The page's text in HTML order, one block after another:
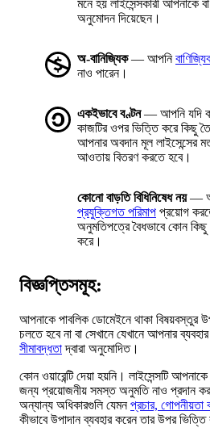
মনে হয় লাইসেন্সকারী আপনাকে
অনুমোদন দিয়েছেন।
অ-বানিজ্যিক— আপনি
নাও পারেন।
একইভাবে বণ্টন— আপনি যদি
কাজটির ওপর ভিত্তি করে কিছু
আপনার অবদান মূল লাইসেন্সের
আওতায় বিতরণ করতে হবে।
কোনো বাড়তি বিধিনিষেধ নয়—
প্রযুক্তিগত পরিমাপ প্রয়োগ
অনুমতিপত্রে বৈধভাবে কোন কিছু
করে।
বিজ্ঞপ্তিসমূহ:
আপনাকে পাবলিক ডোমেইনে থাকা বিষয়বস্তুর
চলতে হবে না বা সেখানে যেখানে আপনার
সীমাবদ্ধতাদ্বারা অনুমোদিত।
কোন ওয়ারেন্টি দেয়া হয়নি। লাইসেন্সটি
জন্য প্রয়োজনীয় সমস্ত অনুমতি নাও প্রদান
অন্যান্য অধিকারগুলি যেমনপ্রচার, গোপনীয়তা
কীভাবে উপাদান ব্যবহার করেন তার উপর